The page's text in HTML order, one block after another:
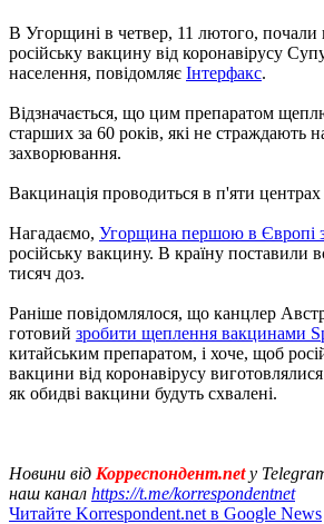
В Угорщині в четвер, 11 лютого, почали
російську вакцину від коронавірусу
населення, повідомляє Інтерфакс.
Відзначається, що цим препаратом
старших за 60 років, які не страждають
захворювання.
Вакцинація проводиться в п'яти центрах
Нагадаємо, Угорщина першою в Європі
російську вакцину. В країну поставили
тисяч доз.
Раніше повідомлялося, що канцлер
готовий зробити щеплення вакцинами
китайським препаратом, і хоче, щоб
вакцини від коронавірусу виготовлялися
як обидві вакцини будуть схвалені.
Новини від Корреспондент.netу
наш канал https://t.me/korrespondentnet
Читайте Korrespondent.net в Google News